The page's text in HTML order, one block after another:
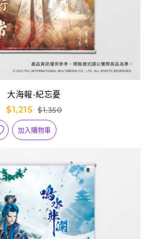
大海報-紀忘憂
$1,215
$1,350
加入購物車